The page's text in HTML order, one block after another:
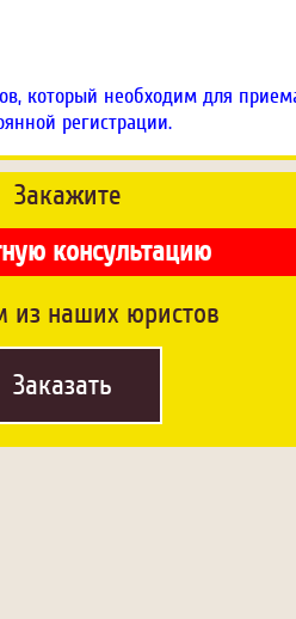
который необходим для
регистрации.
Закажите
консультацию
из наших юристов
Заказать